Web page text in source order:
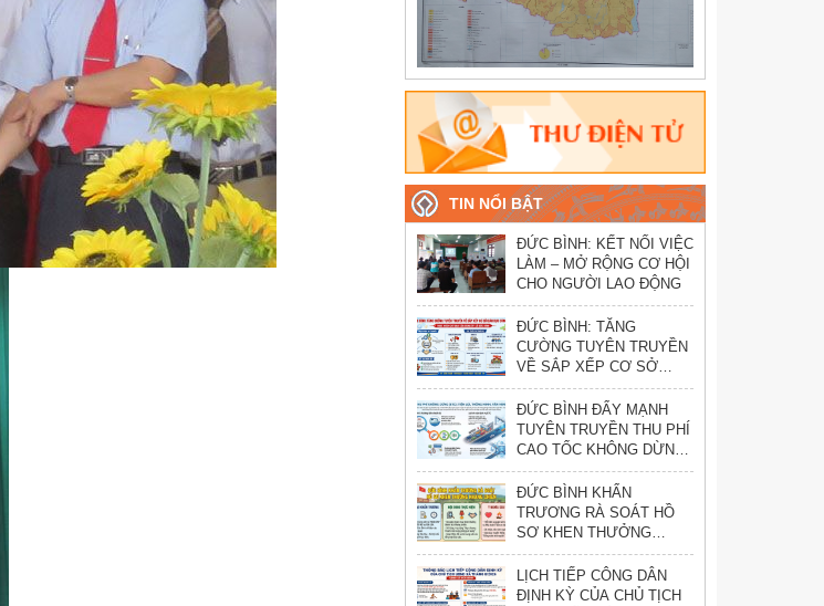
TIN NỔI BẬT
ĐỨC BÌNH: KẾT NỐI VIỆC
LÀM – MỞ RỘNG CƠ HỘI
CHO NGƯỜI LAO ĐỘNG
ĐỨC BÌNH: TĂNG
CƯỜNG TUYÊN TRUYỀN
VỀ SẮP XẾP CƠ SỞ
GIÁO DỤC CÔNG LẬP
ĐỨC BÌNH ĐẨY MẠNH
TUYÊN TRUYỀN THU PHÍ
CAO TỐC KHÔNG DỪNG
(ETC)
ĐỨC BÌNH KHẨN
TRƯƠNG RÀ SOÁT HỒ
SƠ KHEN THƯỞNG
KHÁNG CHIẾN
LỊCH TIẾP CÔNG DÂN
ĐỊNH KỲ CỦA CHỦ TỊCH